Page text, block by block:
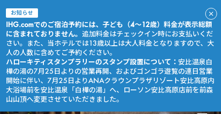
お知らせ
IHG.comでのご宿泊予約には、子ども（4～12歳）料金が表示総額
に含まれておりません。 追加料金はチェックイン時にお支払いくだ
さい。また、当ホテルでは13歳以上は大人料金となりますので、大
人の人数に含めてご予約ください。
ハローキティスタンプラリーのスタンプ設置について： 安比温泉白
樺の湯の7月25日よりの営業再開、およびゴンゴラ遊覧の連日営業
開始に伴い、7月25日よりANAクラウンプラザリゾート安比高原内
大浴場前を安比温泉「白樺の湯」へ、ローソン安比高原店前を前森
山山頂へ変更させていただきました。